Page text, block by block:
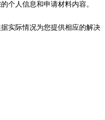
个人信息和申请材料内容。
实际情况为您提供相应的解决